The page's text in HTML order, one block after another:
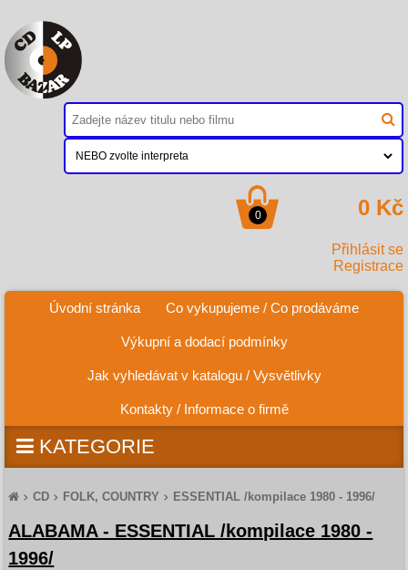
0 0 Kč
Přihlásit se
Registrace
Úvodní stránka Co vykupujeme / Co prodáváme
Výkupní a dodací podmínky
Jak vyhledávat v katalogu / Vysvětlivky
Kontakty / Informace o firmě
KATEGORIE
CD FOLK, COUNTRY ESSENTIAL /kompilace 1980 - 1996/
ALABAMA - ESSENTIAL /kompilace 1980 -
1996/